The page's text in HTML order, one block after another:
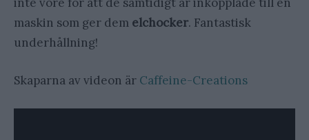
maskin som ger dem elchocker. Fantastisk
underhållning!
Skaparna av videon är Caffeine-Creations